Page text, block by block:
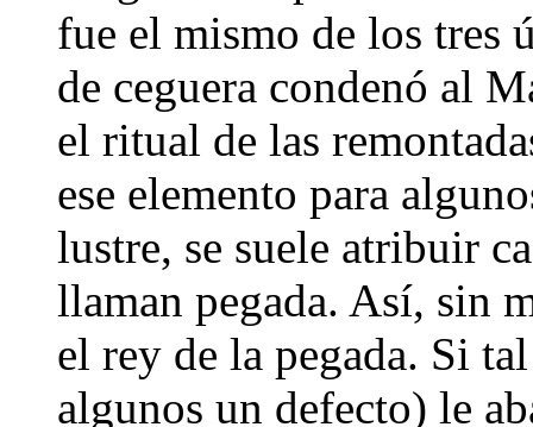
fue el mismo de los tres
de ceguera condenó al
el ritual de las
ese elemento para
lustre, se suele atribuir
llaman pegada. Así, sin
el rey de la pegada. Si
algunos un defecto) le